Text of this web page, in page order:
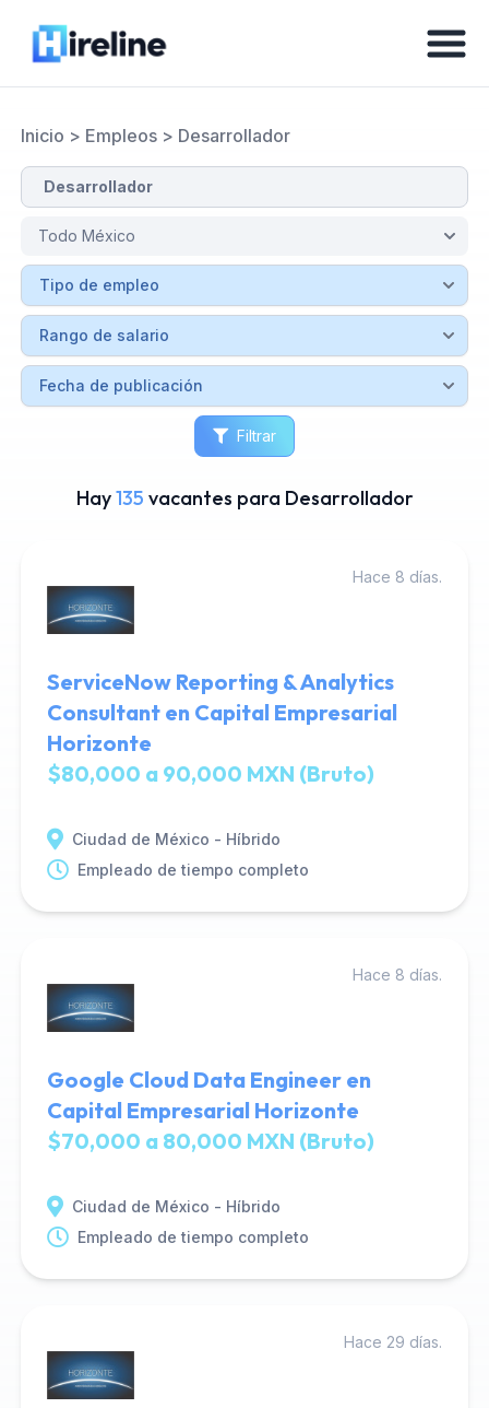
Inicio > Empleos> Desarrollador
Filtrar
Hay135 vacantes para Desarrollador
Hace 8 días.
ServiceNow Reporting & Analytics
Consultant en Capital Empresarial
Horizonte
$80,000 a 90,000 MXN (Bruto)
Ciudad de México - Híbrido
Empleado de tiempo completo
Hace 8 días.
Google Cloud Data Engineer en
Capital Empresarial Horizonte
$70,000 a 80,000 MXN (Bruto)
Ciudad de México - Híbrido
Empleado de tiempo completo
Hace 29 días.